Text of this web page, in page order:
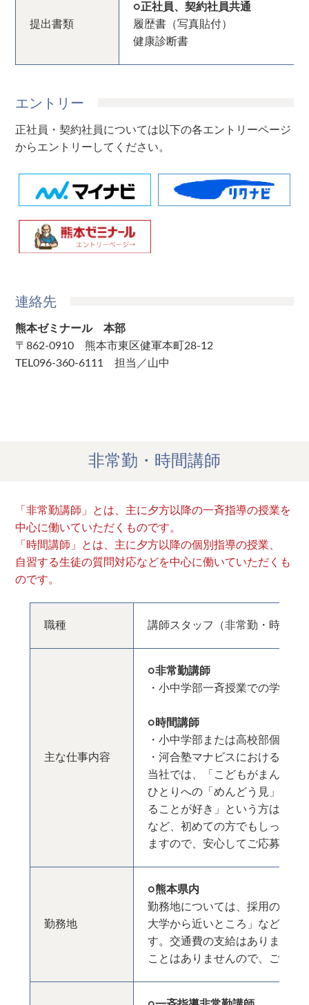
提出書類
○正社員、契約社員共通
履歴書（写真貼付）
健康診断書
エントリー
正社員・契約社員については以下の各エントリーページ
からエントリーしてください。
連絡先
熊本ゼミナール 本部
〒862-0910 熊本市東区健軍本町28-12
TEL096-360-6111 担当／山中
非常勤・時間講師
「非常勤講師」とは、主に夕方以降の一斉指導の授業を
中心に働いていただくものです。
「時間講師」とは、主に夕方以降の個別指導の授業、
自習する生徒の質問対応などを中心に働いていただくも
のです。
職種 講師スタッフ（非常勤・時間講
主な仕事内容
○非常勤講師
・小中学部一斉授業での学習指
○時間講師
・小中学部または高校部個別
・河合塾マナビスにおける学
当社では、「こどもがまんなか
ひとりへの「めんどう見」を大
ることが好き」という方はもち
など、初めての方でもしっかり
ますので、安心してご応募くだ
勤務地
○熊本県内
勤務地については、採用の時点
大学から近いところ」などの希
す。交通費の支給はありません
ことはありませんので、ご安心